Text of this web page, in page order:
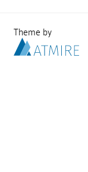
Theme by